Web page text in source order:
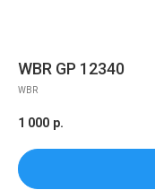
WBR GP 12340
WBR
1 000 р.